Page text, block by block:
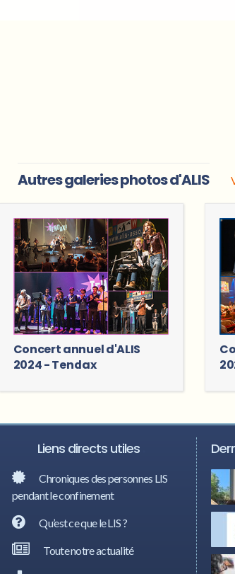
Autres galeries photos d'ALIS
Concert annuel d'ALIS
2024 - Tendax
Liens directs utiles
Chroniques des personnes LIS
pendant le confinement
Qu’est ce que le LIS ?
Toute notre actualité